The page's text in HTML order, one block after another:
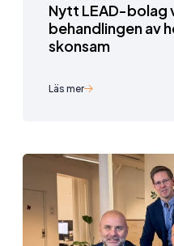
Nytt LEAD-bolag
behandlingen av
skonsam
Läs mer